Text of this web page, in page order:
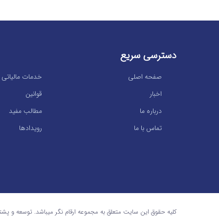
دسترسی سریع
خدمات مالیاتی
صفحه اصلی
قوانین
اخبار
مطالب مفید
درباره ما
رویدادها
تماس با ما
کلیه حقوق این سایت متعلق به مجموعه ارقام نگر میباشد. توسعه و